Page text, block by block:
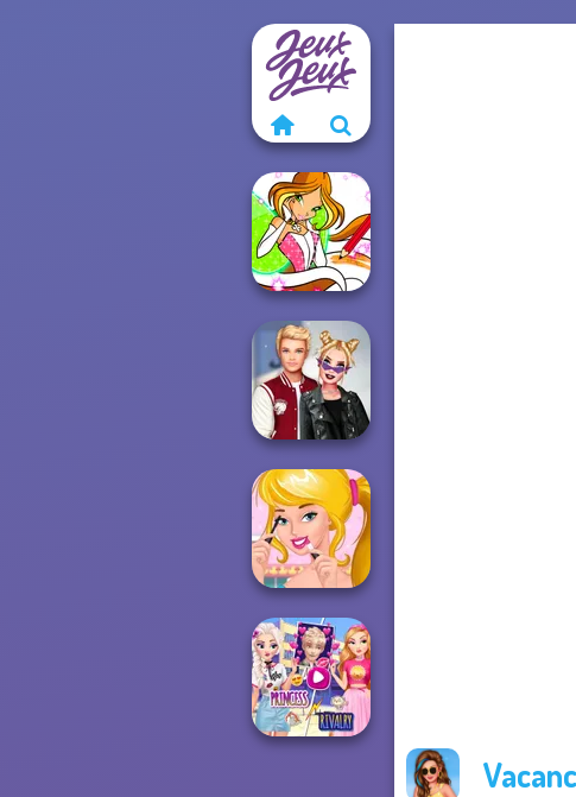
Winx Paint Fairy
Color
Kiss, Marry, Hate
Challenge
Ellie's Morning
Routine